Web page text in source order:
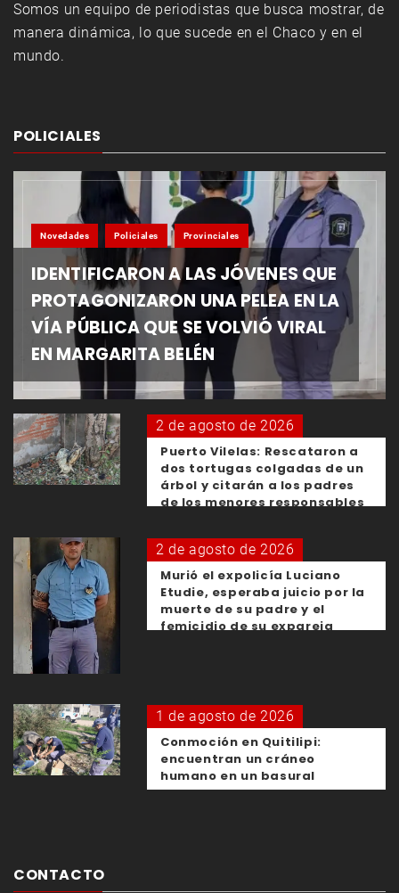
Somos un equipo de periodistas que busca mostrar, de
manera dinámica, lo que sucede en el Chaco y en el
mundo.
POLICIALES
Novedades Policiales Provinciales
IDENTIFICARON A LAS JÓVENES QUE
PROTAGONIZARON UNA PELEA EN LA
VÍA PÚBLICA QUE SE VOLVIÓ VIRAL
EN MARGARITA BELÉN
2 de agosto de 2026
Puerto Vilelas: Rescataron a
dos tortugas colgadas de un
árbol y citarán a los padres
de los menores responsables
2 de agosto de 2026
Murió el expolicía Luciano
Etudie, esperaba juicio por la
muerte de su padre y el
femicidio de su expareja
1 de agosto de 2026
Conmoción en Quitilipi:
encuentran un cráneo
humano en un basural
CONTACTO